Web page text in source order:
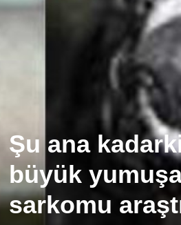
Şu ana
büyük
sarkomu